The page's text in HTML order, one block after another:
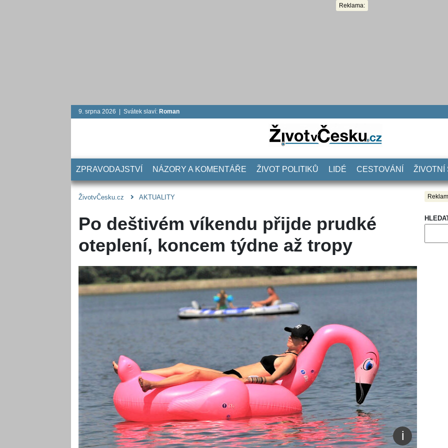
Reklama:
9. srpna 2026 | Svátek slaví: Roman
ZPRAVODAJSTVÍ NÁZORY A KOMENTÁŘE ŽIVOT POLITIKŮ LIDÉ CESTOVÁNÍ ŽIVOTNÍ
ŽivotvČesku.cz AKTUALITY
Po deštivém víkendu přijde prudké
oteplení, koncem týdne až tropy